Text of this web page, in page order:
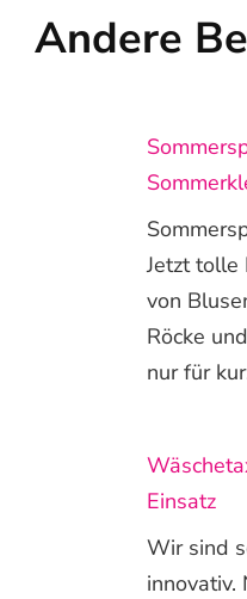
Andere
Jetzt tolle
von
Röcke
nur für
Einsatz
Wir sind
innovativ.